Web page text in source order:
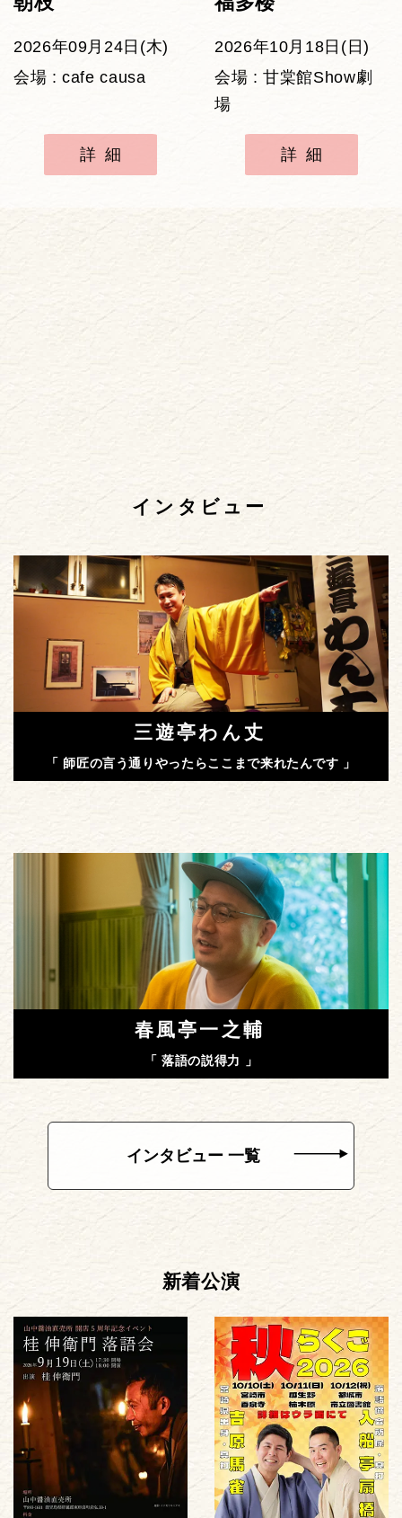
2026年09月24日(木)
会場 : cafe causa
詳細
2026年10月18日(日)
会場 : 甘棠館Show劇
場
詳細
インタビュー
三遊亭わん丈
「 師匠の言う通りやったらここまで来れたんです 」
春風亭一之輔
「 落語の説得力 」
インタビュー 一覧
新着公演